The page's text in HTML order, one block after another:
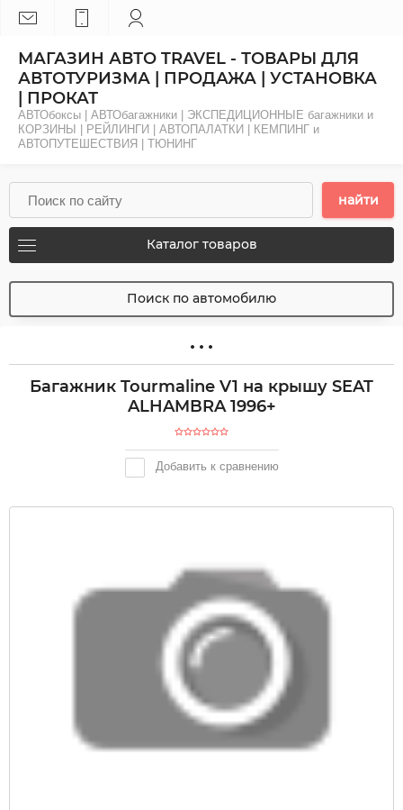
МАГАЗИН АВТО TRAVEL - ТОВАРЫ ДЛЯ
АВТОТУРИЗМА | ПРОДАЖА | УСТАНОВКА
| ПРОКАТ
АВТОбоксы | АВТОбагажники | ЭКСПЕДИЦИОННЫЕ багажники и
КОРЗИНЫ | РЕЙЛИНГИ | АВТОПАЛАТКИ | КЕМПИНГ и
АВТОПУТЕШЕСТВИЯ | ТЮНИНГ
найти
Каталог товаров
Поиск по автомобилю
Багажник Tourmaline V1 на крышу SEAT
ALHAMBRA 1996+
Добавить к сравнению